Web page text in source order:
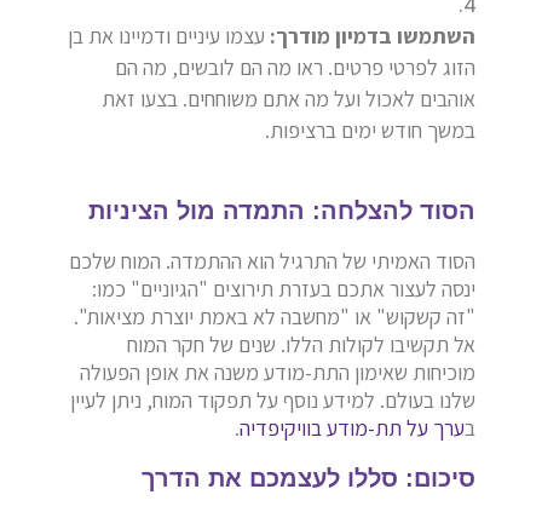
השתמשו בדמיון מודרך: עצמו עיניים ודמיינו את בן
הזוג לפרטי פרטים. ראו מה הם לובשים, מה הם
אוהבים לאכול ועל מה אתם משוחחים. בצעו זאת
במשך חודש ימים ברציפות.
הסוד להצלחה: התמדה מול הציניות
הסוד האמיתי של התרגיל הוא ההתמדה. המוח שלכם
ינסה לעצור אתכם בעזרת תירוצים "הגיוניים" כמו:
"זה קשקוש" או "מחשבה לא באמת יוצרת מציאות".
אל תקשיבו לקולות הללו. שנים של חקר המוח
מוכיחות שאימון התת-מודע משנה את אופן הפעולה
שלנו בעולם. למידע נוסף על תפקוד המוח, ניתן לעיין
בערך על תת-מודע בוויקיפדיה.
סיכום: סללו לעצמכם את הדרך